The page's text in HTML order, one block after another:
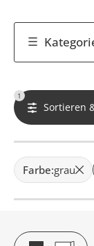
1
Sortieren
Farbe:grau